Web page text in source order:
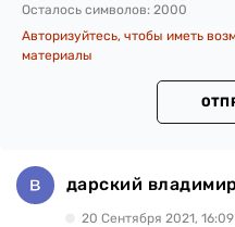
Осталось символов: 2000
Авторизуйтесь, чтобы иметь
материалы
дарский владимир
20 Сентября 2021, 16:09